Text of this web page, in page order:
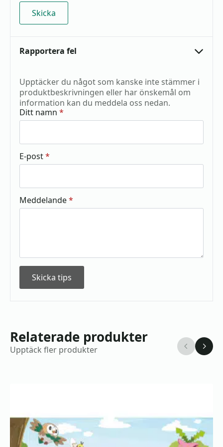
Rapportera fel
Upptäcker du något som kanske inte stämmer i
produktbeskrivningen eller har önskemål om
information kan du meddela oss nedan.
Ditt namn *
E-post*
Meddelande*
Skicka tips
Relaterade produkter
Upptäck fler produkter